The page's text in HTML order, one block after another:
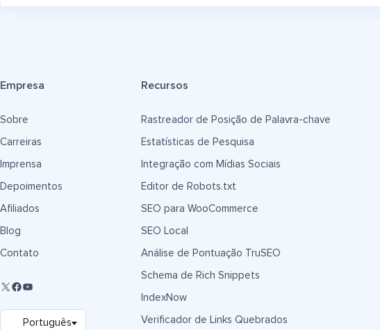
Empresa
Sobre
Carreiras
Imprensa
Depoimentos
Afiliados
Blog
Contato
Recursos
Rastreador de Posição de Palavra-chave
Estatísticas de Pesquisa
Integração com Mídias Sociais
Editor de Robots.txt
SEO para WooCommerce
SEO Local
Análise de Pontuação TruSEO
Schema de Rich Snippets
IndexNow
Verificador de Links Quebrados